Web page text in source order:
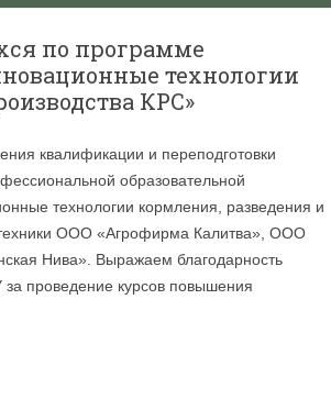
ПЕРЕПОДГОТОВКА
ПОВЫШЕНИЕ КВАЛИФИКАЦИИ
ПОДГОТОВКА ВОДИТЕЛЕЙ
ТРАНСПОРТНЫХ СРЕДСТВ
ОТЧЕТ О КОЛИЧЕСТВЕ ОБУЧЕННЫХ
СЛУШАТЕЛЕЙ
по программе
технологии
КРС»
квалификации и переподготовки
образовательной
технологии кормления, разведения и
ООО «Агрофирма Калитва», ООО
Нива». Выражаем благодарность
за проведение курсов повышения